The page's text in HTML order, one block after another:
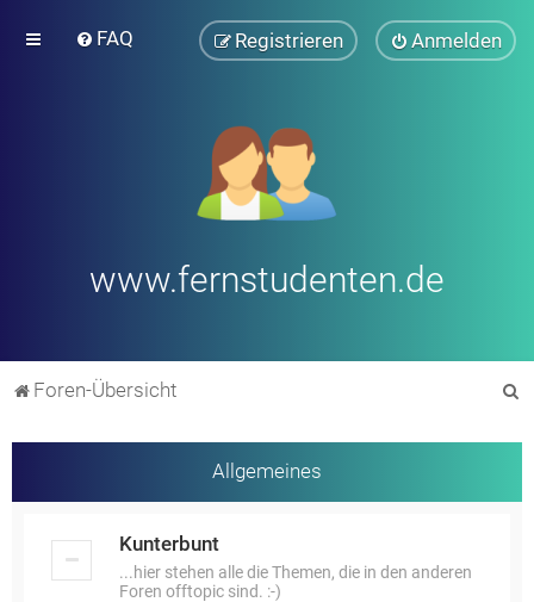
FAQ Anmelden
Registrieren
www.fernstudenten.de
Foren-Übersicht
Allgemeines
Kunterbunt
...hier stehen alle die Themen, die in den anderen
Foren offtopic sind. :-)